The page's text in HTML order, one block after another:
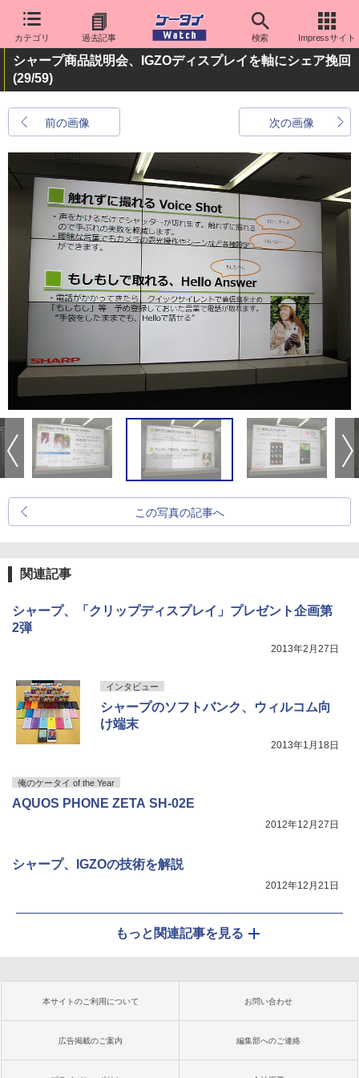
カテゴリ 過去記事 検索 Impressサイト
シャープ商品説明会、IGZOディスプレイを軸にシェア挽回
(29/59)
前の画像 次の画像
この写真の記事へ
関連記事
シャープ、「クリップディスプレイ」プレゼント企画第
2弾
2013年2月27日
インタビュー
シャープのソフトバンク、ウィルコム向
け端末
2013年1月18日
俺のケータイ of the Year
AQUOS PHONE ZETA SH-02E
2012年12月27日
シャープ、IGZOの技術を解説
2012年12月21日
もっと関連記事を見る
本サイトのご利用について お問い合わせ
広告掲載のご案内 編集部へのご連絡